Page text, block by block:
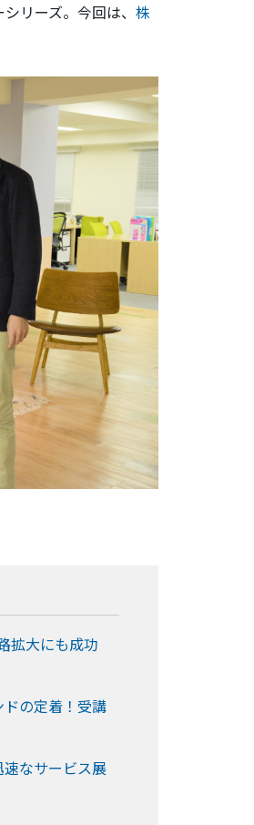
リーズ。今回は、 株
拡大にも成功
の定着！受講
なサービス展